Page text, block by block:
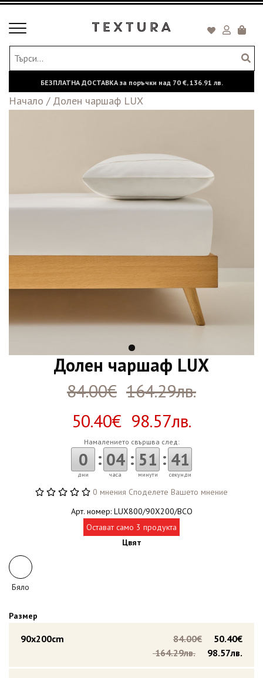
Toggle
БЕЗПЛАТНА ДОСТАВКА за поръчки над 70 €,136.91 лв.
Начало / Долен чаршаф LUX
Долен чаршаф LUX
84.00€ 164.29лв.
50.40€ 98.57лв.
Намалението свършва след:
0
дни
: 04
часа
: 51
минути
: 41
секунди
0 мнения Споделете Вашето мнение
Арт. номер: LUX800/90X200/BCO
Остават само 3 продукта
Цвят
Бяло
Размер
90x200cm 50.40€
84.00€
98.57лв.
164.29лв.